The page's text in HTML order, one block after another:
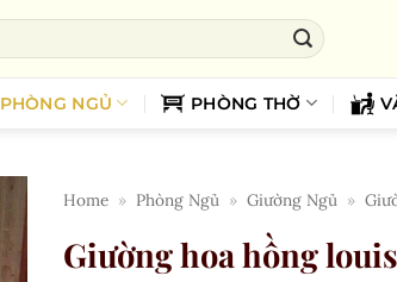
PHÒNG NGỦ PHÒNG THỜ
Home » Phòng Ngủ » Giường Ngủ »
Giường hoa hồng